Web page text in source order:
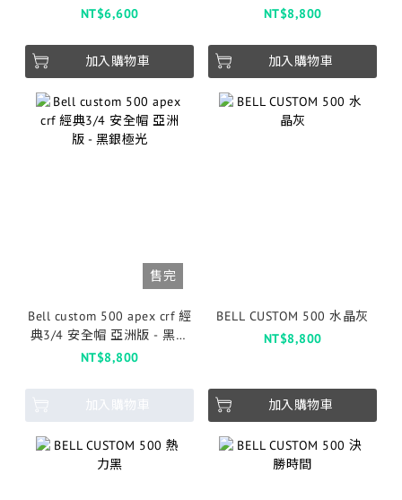
NT$6,600
加入購物車
安全帽
NT$8,800
加入購物車
售完
Bell custom 500 apex crf 經
典3/4 安全帽 亞洲版 - 黑銀
極光
NT$8,800
加入購物車
BELL CUSTOM 500 水晶灰
NT$8,800
加入購物車